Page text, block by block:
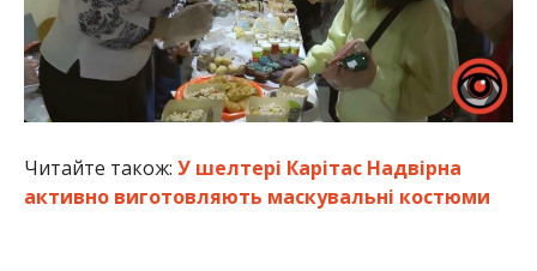
Читайте також: У шелтері Карітас Надвірна
активно виготовляють маскувальні костюми